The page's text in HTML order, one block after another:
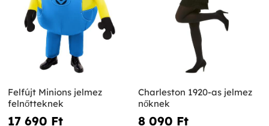
Felfújt Minions jelmez
felnőtteknek
17 690 Ft‎
Charleston 1920-as jelmez
nőknek
8 090 Ft‎